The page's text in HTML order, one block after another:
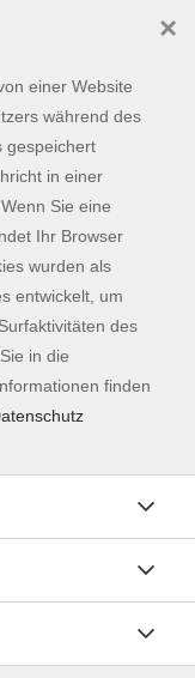
Kontaktformular
einer Website
während des
gespeichert
in einer
Sie eine
Ihr Browser
wurden als
entwickelt, um
des
in die
finden
×